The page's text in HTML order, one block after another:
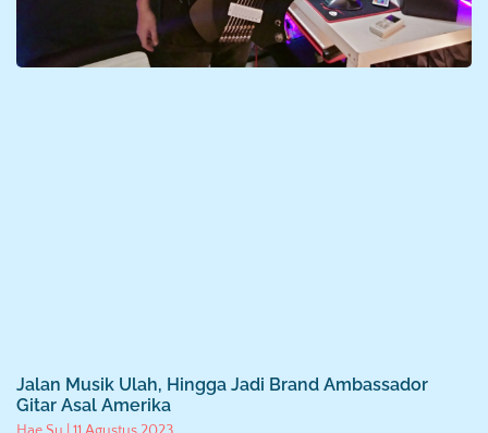
Jalan Musik Ulah, Hingga Jadi Brand Ambassador
Gitar Asal Amerika